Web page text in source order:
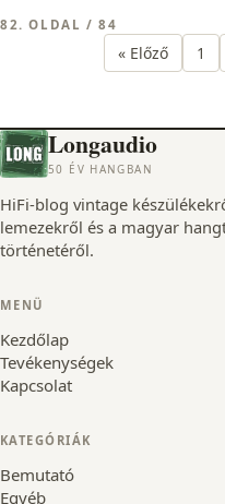
82. OLDAL / 84
« Előző 1
Longaudio
50 ÉV HANGBAN
HiFi-blog vintage
lemezekről és a magyar
történetéről.
MENÜ
Kezdőlap
Tevékenységek
Kapcsolat
KATEGÓRIÁK
Bemutató
Egyéb